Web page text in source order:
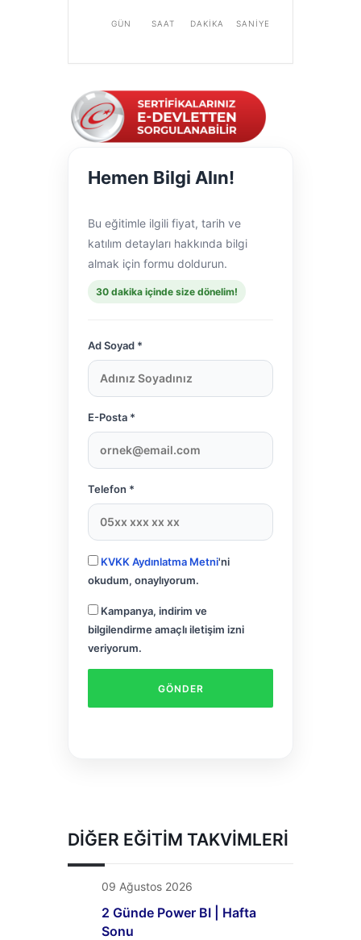
GÜN SAAT DAKIKA SANIYE
Hemen Bilgi Alın!
Bu eğitimle ilgili fiyat, tarih ve
katılım detayları hakkında bilgi
almak için formu doldurun.
30 dakika içinde size dönelim!
Ad Soyad *
E-Posta *
Telefon *
KVKK Aydınlatma Metni'ni
okudum, onaylıyorum.
Kampanya, indirim ve
bilgilendirme amaçlı iletişim izni
veriyorum.
DIĞER EĞITIM TAKVIMLERI
09 Ağustos 2026
2 Günde Power BI | Hafta
Sonu